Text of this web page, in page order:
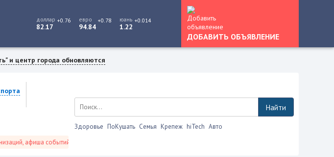
доллар
82.17
+0.76 евро
94.84
+0.78 юань
1.22
+0.014
ДОБАВИТЬ ОБЪЯВЛЕНИЕ
и центр города обновляются
афиша событий и не только это.
Найти
Здоровье ПоКушать Семья Крепеж hiTech Авто